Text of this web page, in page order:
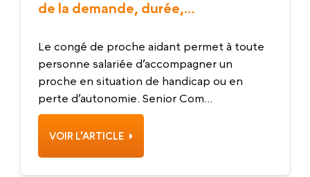
de la demande, durée,
Le congé de proche aidant permet à toute
personne salariée d’accompagner un
proche en situation de handicap ou en
perte d’autonomie. Senior Com...
VOIR L’ARTICLE